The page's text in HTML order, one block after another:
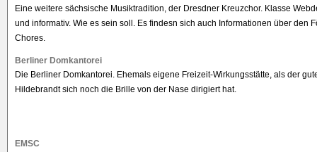
Eine weitere sächsische Musiktradition, der Dresdner Kreuzchor. Klasse
und informativ. Wie es sein soll. Es findesn sich auch Informationen über den
Chores.
Berliner Domkantorei
Die Berliner Domkantorei. Ehemals eigene Freizeit-Wirkungsstätte, als der
Hildebrandt sich noch die Brille von der Nase dirigiert hat.
EMSC